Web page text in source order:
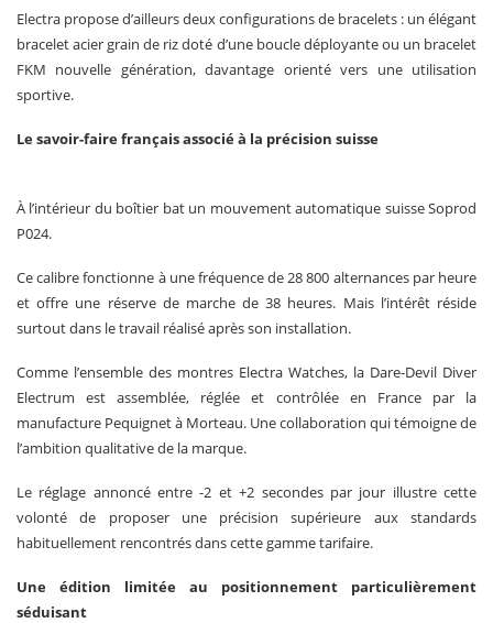
Electra propose d’ailleurs deux configurations de bracelets : un élégant
bracelet acier grain de riz doté d’une boucle déployante ou un bracelet
FKM nouvelle génération, davantage orienté vers une utilisation
sportive.
Le savoir-faire français associé à la précision suisse
À l’intérieur du boîtier bat un mouvement automatique suisse Soprod
P024.
Ce calibre fonctionne à une fréquence de 28 800 alternances par heure
et offre une réserve de marche de 38 heures. Mais l’intérêt réside
surtout dans le travail réalisé après son installation.
Comme l’ensemble des montres Electra Watches, la Dare-Devil Diver
Electrum est assemblée, réglée et contrôlée en France par la
manufacture Pequignet à Morteau. Une collaboration qui témoigne de
l’ambition qualitative de la marque.
Le réglage annoncé entre -2 et +2 secondes par jour illustre cette
volonté de proposer une précision supérieure aux standards
habituellement rencontrés dans cette gamme tarifaire.
Une édition limitée au positionnement particulièrement
séduisant